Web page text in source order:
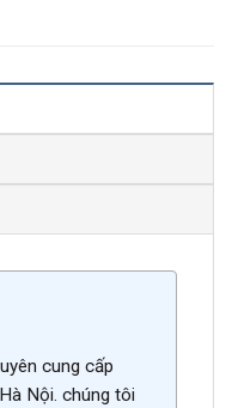
cung cấp
Nội. chúng tôi